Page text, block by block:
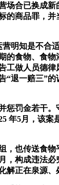
合已换成
商品罪，
知是不合
食物、食
做人员德
退一赔三”
金若干。
年5月，该
传送食物
构成违法
正在泉源、